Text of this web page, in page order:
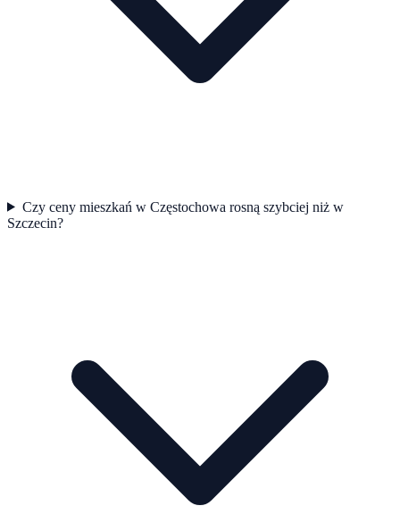
Czy ceny mieszkań w Częstochowa rosną szybciej niż w
Szczecin?